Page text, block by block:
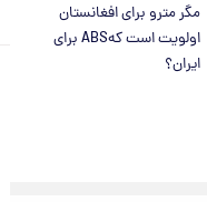
مگر مترو برای افغانستان
اولویت است کهABS برای
ایران؟